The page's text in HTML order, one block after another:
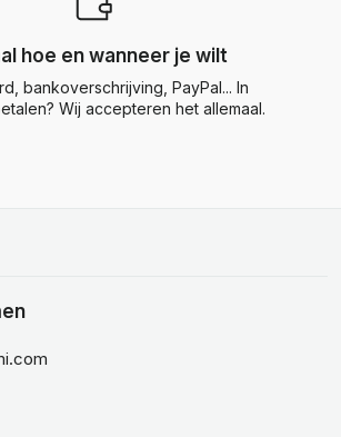
hoe en wanneer je wilt
bankoverschrijving, PayPal... In
Wij accepteren het allemaal.